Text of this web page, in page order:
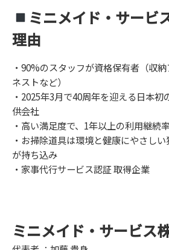
ミニメイド・サービ
理由
・90%のスタッフが資格保有者（収
ネストなど）
・2025年3月で40周年を迎える日本
供会社
・高い満足度で、1年以上の利用継続
・お掃除道具は環境と健康にやさし
が持ち込み
・家事代行サービス認証 取得企業
ミニメイド・サービス